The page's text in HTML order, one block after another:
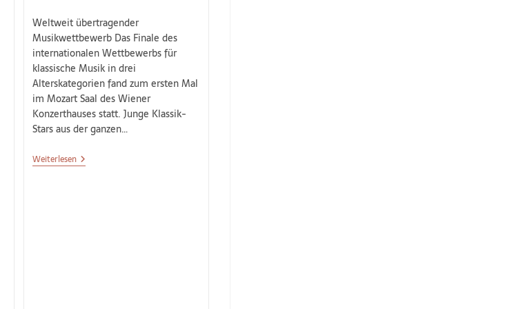
Weltweit übertragender
Musikwettbewerb Das Finale des
internationalen Wettbewerbs für
klassische Musik in drei
Alterskategorien fand zum ersten Mal
im Mozart Saal des Wiener
Konzerthauses statt. Junge Klassik-
Stars aus der ganzen…
Weiterlesen